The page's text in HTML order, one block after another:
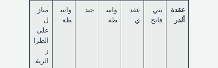
عقدة
ألدر
بني
فاتح
عقد
واس
طة
جيد
واس
طة
مناز
على
الطرا
الريف